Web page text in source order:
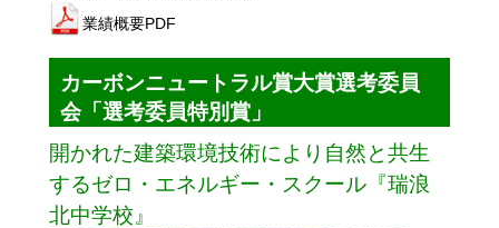
業績概要PDF
カーボンニュートラル賞大賞選考委員
会「選考委員特別賞」
開かれた建築環境技術により自然と共生
するゼロ・エネルギー・スクール『瑞浪
北中学校』